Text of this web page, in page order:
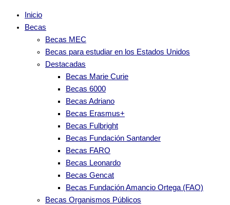
Inicio
Becas
Becas MEC
Becas para estudiar en los Estados Unidos
Destacadas
Becas Marie Curie
Becas 6000
Becas Adriano
Becas Erasmus+
Becas Fulbright
Becas Fundación Santander
Becas FARO
Becas Leonardo
Becas Gencat
Becas Fundación Amancio Ortega (FAO)
Becas Organismos Públicos